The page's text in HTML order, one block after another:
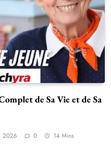
de Sa Vie et de Sa
2026 0 14 Mins